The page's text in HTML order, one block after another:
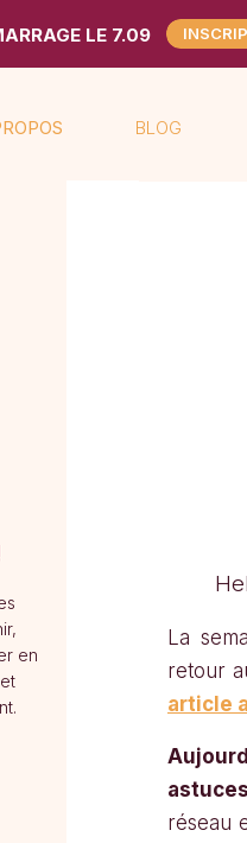
LE 7.09
BLOG
en
La
retour
article
réseau